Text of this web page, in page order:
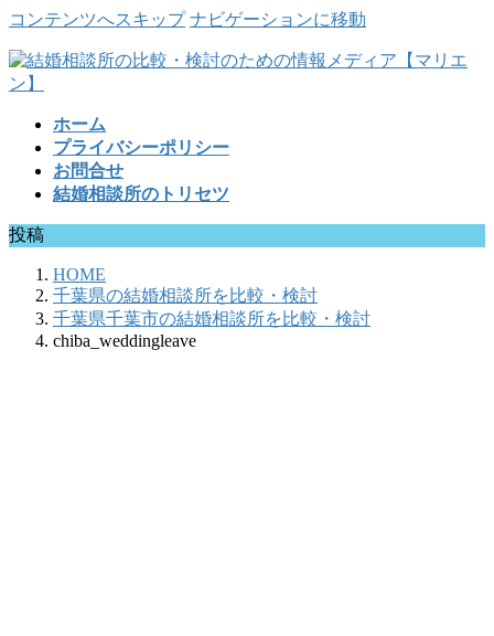
コンテンツへスキップ ナビゲーションに移動
ホーム
プライバシーポリシー
お問合せ
結婚相談所のトリセツ
投稿
HOME
千葉県の結婚相談所を比較・検討
千葉県千葉市の結婚相談所を比較・検討
chiba_weddingleave